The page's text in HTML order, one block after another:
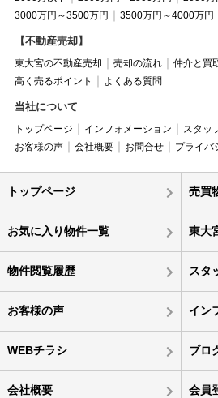
3000万円～3500万円
3500万円～4000万円
【不動産売却】
東大宮の不動産売却 売却の流れ
仲介と買
高く売るポイント
よくある質問
当社について
トップページ インフォメーション スタッ
お客様の声
会社概要 お問合せ プライバ
トップページ 売買
お気に入り物件一覧 東大
物件閲覧履歴 スタ
お客様の声 イン
WEBチラシ ブロ
会社概要 会員